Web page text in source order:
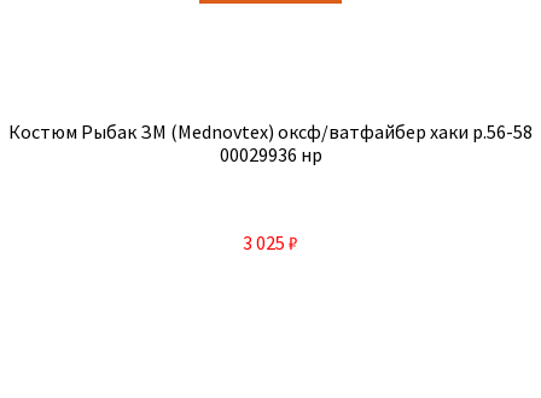
Костюм Рыбак ЗМ (Mednovtex) оксф/ватфайбер хаки р.56-58
00029936 нр
3 025 ₽